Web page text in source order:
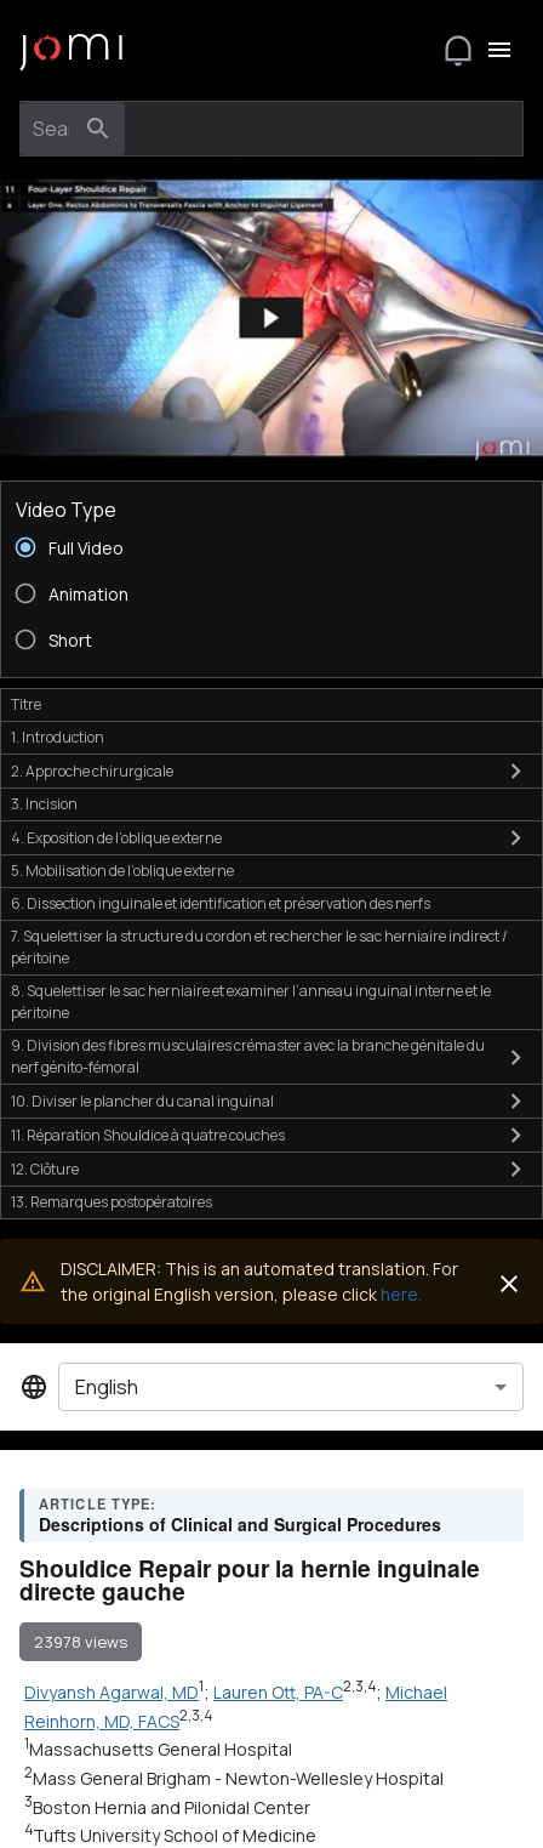
Video Type
Full Video
Animation
Short
Titre
1. Introduction
2. Approche chirurgicale
3. Incision
4. Exposition de l’oblique externe
5. Mobilisation de l’oblique externe
6. Dissection inguinale et identification et préservation des nerfs
7. Squelettiser la structure du cordon et rechercher le sac herniaire indirect /
péritoine
8. Squelettiser le sac herniaire et examiner l’anneau inguinal interne et le
péritoine
9. Division des fibres musculaires crémaster avec la branche génitale du
nerf génito-fémoral
10. Diviser le plancher du canal inguinal
11. Réparation Shouldice à quatre couches
12. Clôture
13. Remarques postopératoires
DISCLAIMER: This is an automated translation. For
the original English version, please click here.
ARTICLE TYPE:
Descriptions of Clinical and Surgical Procedures
Shouldice Repair pour la hernie inguinale
directe gauche
23978 views
Divyansh Agarwal, MD1; Lauren Ott, PA-C2,3,4; Michael
Reinhorn, MD, FACS2,3,4
1Massachusetts General Hospital
2Mass General Brigham - Newton-Wellesley Hospital
3Boston Hernia and Pilonidal Center
4Tufts University School of Medicine
English